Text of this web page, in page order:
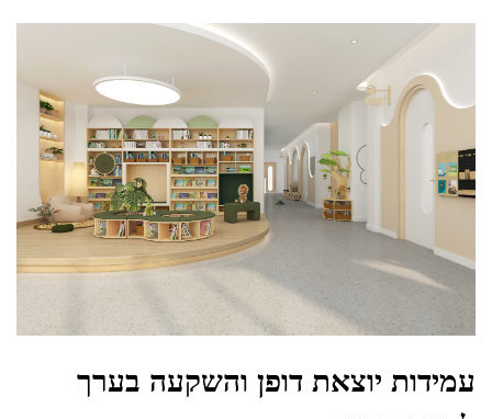
עמידות יוצאת דופן והשקעה בערך